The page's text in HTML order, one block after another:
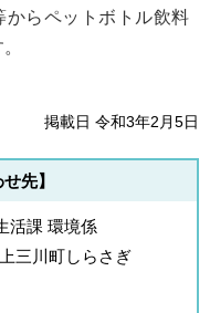
らペットボトル飲料
掲載日 令和3年2月5日
先】
活課 環境係
三川町しらさぎ